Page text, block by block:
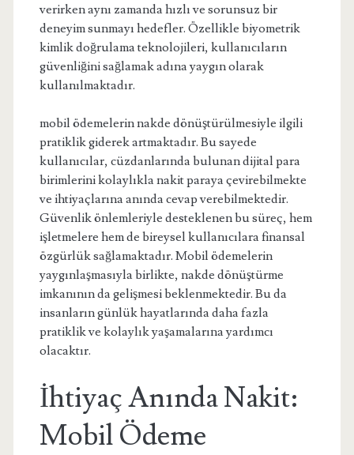
verirken aynı zamanda hızlı ve sorunsuz bir
deneyim sunmayı hedefler. Özellikle biyometrik
kimlik doğrulama teknolojileri, kullanıcıların
güvenliğini sağlamak adına yaygın olarak
kullanılmaktadır.
mobil ödemelerin nakde dönüştürülmesiyle ilgili
pratiklik giderek artmaktadır. Bu sayede
kullanıcılar, cüzdanlarında bulunan dijital para
birimlerini kolaylıkla nakit paraya çevirebilmekte
ve ihtiyaçlarına anında cevap verebilmektedir.
Güvenlik önlemleriyle desteklenen bu süreç, hem
işletmelere hem de bireysel kullanıcılara finansal
özgürlük sağlamaktadır. Mobil ödemelerin
yaygınlaşmasıyla birlikte, nakde dönüştürme
imkanının da gelişmesi beklenmektedir. Bu da
insanların günlük hayatlarında daha fazla
pratiklik ve kolaylık yaşamalarına yardımcı
olacaktır.
İhtiyaç Anında Nakit:
Mobil Ödeme